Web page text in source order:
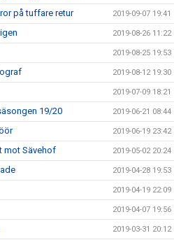
på tuffare retur 2019-09-07 19:41
2019-08-26 11:22
2019-08-25 19:53
2019-08-12 19:30
2019-07-09 18:21
19/20 2019-06-21 08:44
2019-06-19 23:42
mot Sävehof 2019-05-02 20:24
2019-04-28 19:53
2019-04-19 22:09
2019-04-07 19:56
2019-03-31 20:12